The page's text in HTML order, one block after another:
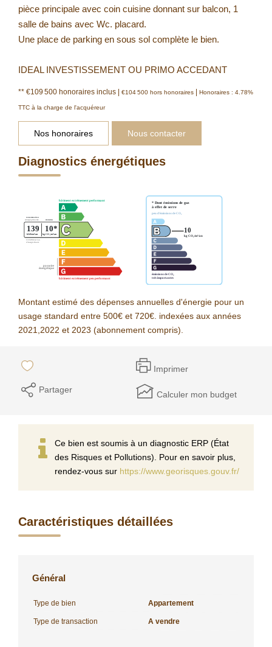
pièce principale avec coin cuisine donnant sur balcon, 1
salle de bains avec Wc. placard.
Une place de parking en sous sol complète le bien.
IDEAL INVESTISSEMENT OU PRIMO ACCEDANT
** €109 500 honoraires inclus | €104 500 hors honoraires | Honoraires : 4.78%
TTC à la charge de l'acquéreur
Nos honoraires Nous contacter
Diagnostics énergétiques
Montant estimé des dépenses annuelles d'énergie pour un
usage standard entre 500€ et 720€. indexées aux années
2021,2022 et 2023 (abonnement compris).
Imprimer
Partager Calculer mon budget
Ce bien est soumis à un diagnostic ERP (État
des Risques et Pollutions). Pour en savoir plus,
rendez-vous sur https://www.georisques.gouv.fr/
Caractéristiques détaillées
Général
Type de bien Appartement
Type de transaction A vendre